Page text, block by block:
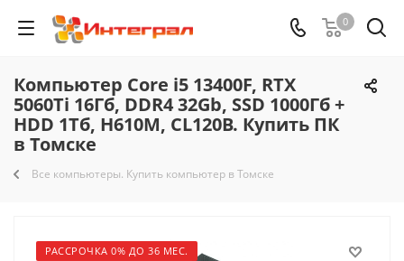
0
Компьютер Core i5 13400F, RTX
5060Ti 16Гб, DDR4 32Gb, SSD 1000Гб +
HDD 1Тб, H610M, CL120B. Купить ПК
в Томске
Все компьютеры. Купить компьютер в Томске
РАССРОЧКА 0% ДО 36 МЕС.